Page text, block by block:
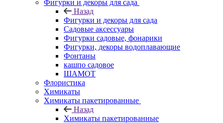
Фигурки и декоры для сада
Назад
Фигурки и декоры для сада
Садовые аксессуары
Фигурки садовые, фонарики
Фигурки, декоры водоплавающие
Фонтаны
кашпо садовое
ШАМОТ
Флористика
Химикаты
Химикаты пакетированные
Назад
Химикаты пакетированные